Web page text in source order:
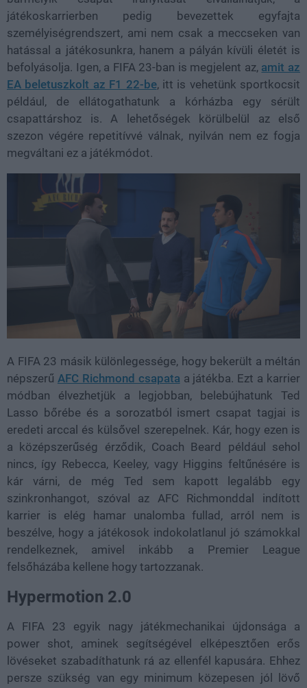
játékoskarrierben pedig bevezettek egyfajta
személyiségrendszert, ami nem csak a meccseken van
hatással a játékosunkra, hanem a pályán kívüli életét is
befolyásolja. Igen, a FIFA 23-ban is megjelent az, amit az
EA beletuszkolt az F1 22-be, itt is vehetünk sportkocsit
például, de ellátogathatunk a kórházba egy sérült
csapattárshoz is. A lehetőségek körülbelül az első
szezon végére repetitívvé válnak, nyilván nem ez fogja
megváltani ez a játékmódot.
A FIFA 23 másik különlegessége, hogy bekerült a méltán
népszerű AFC Richmond csapata a játékba. Ezt a karrier
módban élvezhetjük a legjobban, belebújhatunk Ted
Lasso bőrébe és a sorozatból ismert csapat tagjai is
eredeti arccal és külsővel szerepelnek. Kár, hogy ezen is
a középszerűség érződik, Coach Beard például sehol
nincs, így Rebecca, Keeley, vagy Higgins feltűnésére is
kár várni, de még Ted sem kapott legalább egy
szinkronhangot, szóval az AFC Richmonddal indított
karrier is elég hamar unalomba fullad, arról nem is
beszélve, hogy a játékosok indokolatlanul jó számokkal
rendelkeznek, amivel inkább a Premier League
felsőházába kellene hogy tartozzanak.
Hypermotion 2.0
A FIFA 23 egyik nagy játékmechanikai újdonsága a
power shot, aminek segítségével elképesztően erős
lövéseket szabadíthatunk rá az ellenfél kapusára. Ehhez
persze szükség van egy minimum közepesen jól lövő